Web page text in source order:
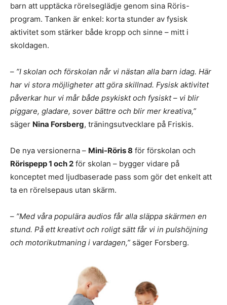
barn att upptäcka rörelseglädje genom sina Röris-
program. Tanken är enkel: korta stunder av fysisk
aktivitet som stärker både kropp och sinne – mitt i
skoldagen.
– ”I skolan och förskolan når vi nästan alla barn idag. Här
har vi stora möjligheter att göra skillnad. Fysisk aktivitet
påverkar hur vi mår både psykiskt och fysiskt – vi blir
piggare, gladare, sover bättre och blir mer kreativa,”
säger Nina Forsberg, träningsutvecklare på Friskis.
De nya versionerna – Mini-Röris 8 för förskolan och
Rörispepp 1 och 2 för skolan – bygger vidare på
konceptet med ljudbaserade pass som gör det enkelt att
ta en rörelsepaus utan skärm.
– ”Med våra populära audios får alla släppa skärmen en
stund. På ett kreativt och roligt sätt får vi in pulshöjning
och motorikutmaning i vardagen,” säger Forsberg.